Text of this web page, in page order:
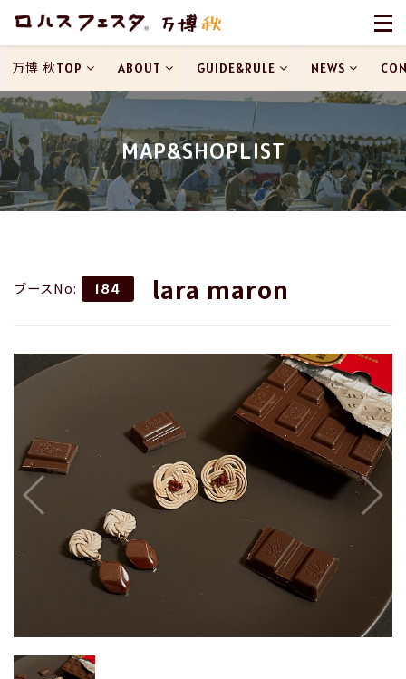
MAP&SHOPLIST
万博 秋TOP ABOUT GUIDE&RULE NEWS
ブースNo: 184 lara maron